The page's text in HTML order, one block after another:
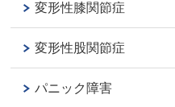
変形性膝関節症
変形性股関節症
パニック障害